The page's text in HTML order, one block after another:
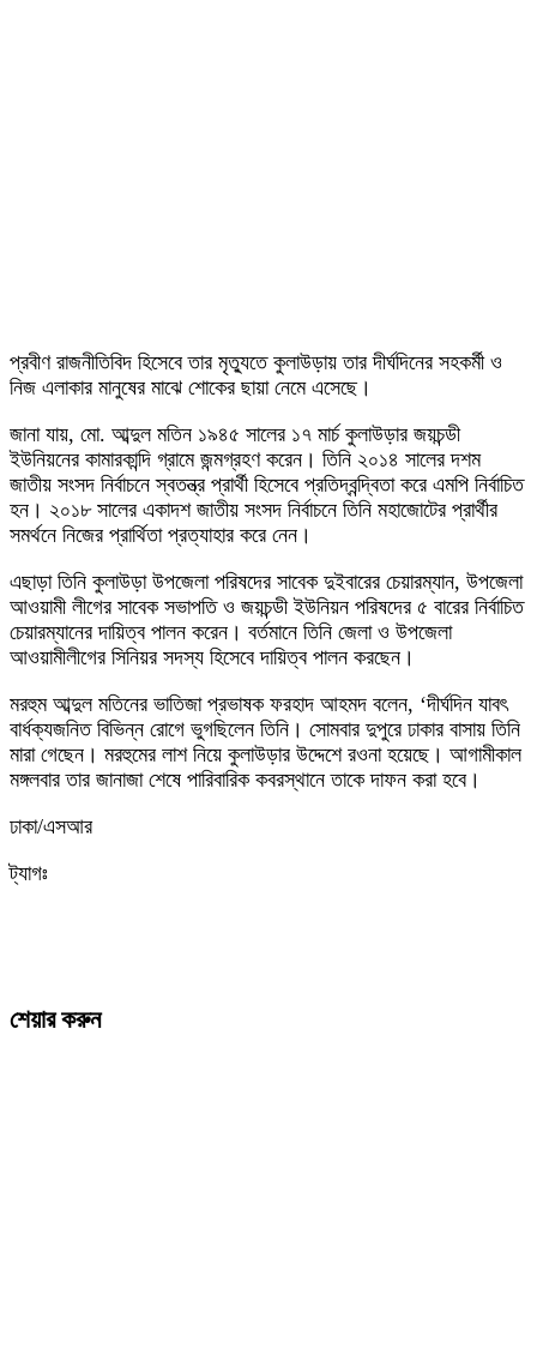
প্রবীণ রাজনীতিবিদ হিসেবে তার মৃত্যুতে কুলাউড়ায় তার দীর্ঘদিনের সহকর্মী ও
নিজ এলাকার মানুষের মাঝে শোকের ছায়া নেমে এসেছে।
জানা যায়, মো. আব্দুল মতিন ১৯৪৫ সালের ১৭ মার্চ কুলাউড়ার জয়চন্ডী
ইউনিয়নের কামারকান্দি গ্রামে জন্মগ্রহণ করেন। তিনি ২০১৪ সালের দশম
জাতীয় সংসদ নির্বাচনে স্বতন্ত্র প্রার্থী হিসেবে প্রতিদ্বন্দ্বিতা করে এমপি নির্বাচিত
হন। ২০১৮ সালের একাদশ জাতীয় সংসদ নির্বাচনে তিনি মহাজোটের প্রার্থীর
সমর্থনে নিজের প্রার্থিতা প্রত্যাহার করে নেন।
এছাড়া তিনি কুলাউড়া উপজেলা পরিষদের সাবেক দুইবারের চেয়ারম্যান, উপজেলা
আওয়ামী লীগের সাবেক সভাপতি ও জয়চন্ডী ইউনিয়ন পরিষদের ৫ বারের নির্বাচিত
চেয়ারম্যানের দায়িত্ব পালন করেন। বর্তমানে তিনি জেলা ও উপজেলা
আওয়ামীলীগের সিনিয়র সদস্য হিসেবে দায়িত্ব পালন করছেন।
মরহুম আব্দুল মতিনের ভাতিজা প্রভাষক ফরহাদ আহমদ বলেন, ‘দীর্ঘদিন যাবৎ
বার্ধক্যজনিত বিভিন্ন রোগে ভুগছিলেন তিনি। সোমবার দুপুরে ঢাকার বাসায় তিনি
মারা গেছেন। মরহুমের লাশ নিয়ে কুলাউড়ার উদ্দেশে রওনা হয়েছে। আগামীকাল
মঙ্গলবার তার জানাজা শেষে পারিবারিক কবরস্থানে তাকে দাফন করা হবে।
ঢাকা/এসআর
ট্যাগঃ
শেয়ার করুন